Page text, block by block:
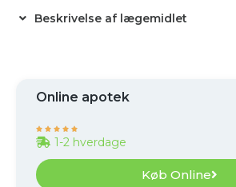
Beskrivelse af lægemidlet
Online apotek
    
1-2 hverdage
Køb Online